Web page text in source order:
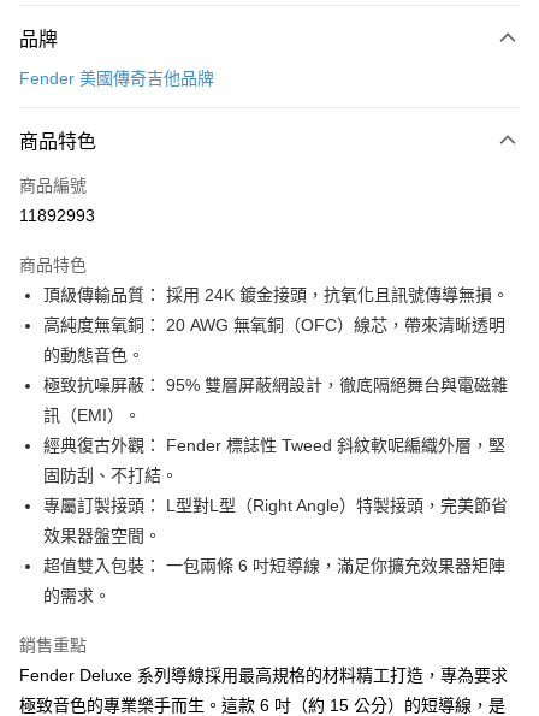
信用卡一次付款
3 期 0 利率 每期
合作金庫商業銀行
上海商業儲蓄銀行
臺灣中小企業銀行
匯豐（台灣）商業銀行
華泰商業銀行
聯邦商業銀行
遠東國際商業銀行
元大商業銀行
玉山商業銀行
星展（台灣）商業銀行
台灣樂天信用卡公司
合作金庫商業銀行
上海商業儲蓄銀行
國泰世華商業銀行
兆豐國際商業銀行
匯豐（台灣）商業銀行
華泰商業銀行
聯邦商業銀行
元大商業銀行
永豐商業銀行
玉山商業銀行
台新國際商業銀行
中國信託商業銀行
12 期 0 利率 每期
華南商業銀行
上海商業儲蓄銀行
台北富邦商業銀行
國泰世華商業銀行
兆豐國際商業銀行
臺灣中小企業銀行
聯邦商業銀行
遠東國際商業銀行
元大商業銀行
玉山商業銀行
星展（台灣）商業銀行
台新國際商業銀行
台灣樂天信用卡公司
LINE Pay
街口支付
悠遊付
Google Pay
全盈+PAY
AFTEE先享後付
相關說明
AFTEE先享後付是「在收到商品之後才付款」的支付方式。 讓您購物簡單
１．簡單：不需註冊會員、不需綁卡、不需儲值。
２．便利：只要手機號碼，簡訊認證，即可結帳。
ATM付款
運送方式
品牌
Fender 美國傳奇吉他品牌
商品特色
商品編號
11892993
商品特色
頂級傳輸品質： 採用 24K 鍍金接頭，抗氧化且訊號傳導無損。
高純度無氧銅： 20 AWG 無氧銅（OFC）線芯，帶來清晰透明
的動態音色。
極致抗噪屏蔽： 95% 雙層屏蔽網設計，徹底隔絕舞台與電磁雜
訊（EMI）。
經典復古外觀： Fender 標誌性 Tweed 斜紋軟呢編織外層，堅
固防刮、不打結。
專屬訂製接頭： L型對L型（Right Angle）特製接頭，完美節省
效果器盤空間。
超值雙入包裝： 一包兩條 6 吋短導線，滿足你擴充效果器矩陣
的需求。
銷售重點
Fender Deluxe 系列導線採用最高規格的材料精工打造，專為要求
極致音色的專業樂手而生。這款 6 吋（約 15 公分）的短導線，是